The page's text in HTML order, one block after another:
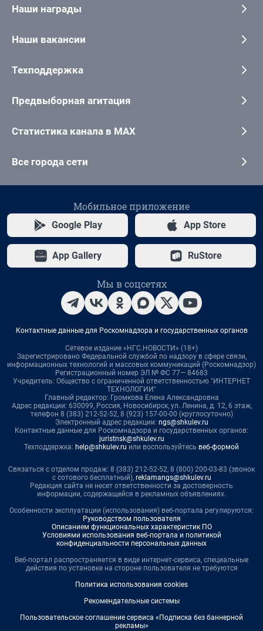
Наши награды
Наши вакансии
Техподдержка
Предвыборная агитация
Статистика канала в MAX
Все города сети
Мобильное приложение
Google Play App Store
App Gallery RuStore
Мы в соцсетях
Контактные данные для Роскомнадзора и государственных органов
Сетевое издание «НГС.НОВОСТИ» (18+)
Зарегистрировано Федеральной службой по надзору в сфере связи,
информационных технологий и массовых коммуникаций (Роскомнадзор)
Регистрационный номер ЭЛ № ФС 77— 84683
Учредитель: Общество с ограниченной ответственностью "ИНТЕРНЕТ
ТЕХНОЛОГИИ"
Главный редактор: Громкова Елена Александровна
Адрес редакции: 630099, Россия, Новосибирск, ул. Ленина, д. 12, 6 этаж,
телефон 8 (383) 212-52-52, 8 (923) 157-00-00 (круглосуточно)
Электронный адрес редакции: ngs@shkulev.ru
Контактные данные для Роскомнадзора и государственных органов:
juristnsk@shkulev.ru
Техподдержка: help@shkulev.ru или воспользуйтесь веб-формой
Связаться с отделом продаж: 8 (383) 212-52-52, 8 (800) 200-03-83 (звонок
с сотового бесплатный), reklamangs@shkulev.ru
Редакция сайта не несет ответственности за достоверность
информации, содержащейся в рекламных объявлениях.
Особенности эксплуатации (использования) веб-портала регулируются:
Руководством пользователя
Описанием функциональных характеристик ПО
Условиями использования веб-портала и политикой
конфиденциальности персональных данных
Веб-портал распространяется в виде интернет-сервиса, специальные
действия по установке на стороне пользователя не требуются
Политика использования cookies
Рекомендательные системы
Пользовательское соглашение сервиса «Подписка без баннерной
рекламы»